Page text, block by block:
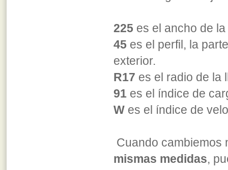
225 es el ancho de
45 es el perfil, la
exterior.
R17 es el radio de la
91 es el índice de
W es el índice de
Cuando cambiemos
mismas medidas,